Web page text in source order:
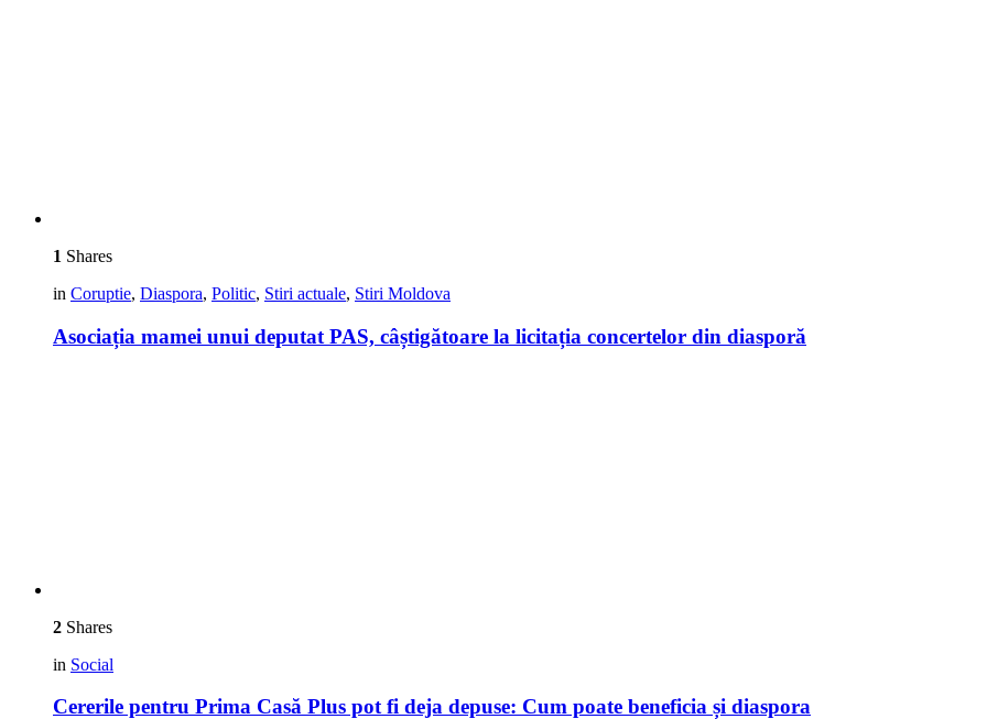
1 Shares
in Coruptie, Diaspora, Politic, Stiri actuale, Stiri Moldova
Asociația mamei unui deputat PAS, câștigătoare la licitația concertelor din diasporă
2 Shares
in Social
Cererile pentru Prima Casă Plus pot fi deja depuse: Cum poate beneficia și diaspora